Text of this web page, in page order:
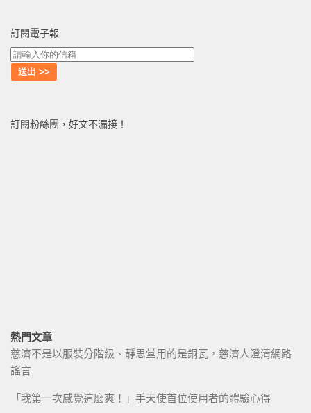
訂閱電子報
訂閱粉絲團，好文不漏接！
熱門文章
慈濟不是以服裝分階級、靜思堂用的是銅瓦，慈濟人澄清網路
謠言
「我第一次感覺這麼爽！」手天使首位使用者的體驗心得